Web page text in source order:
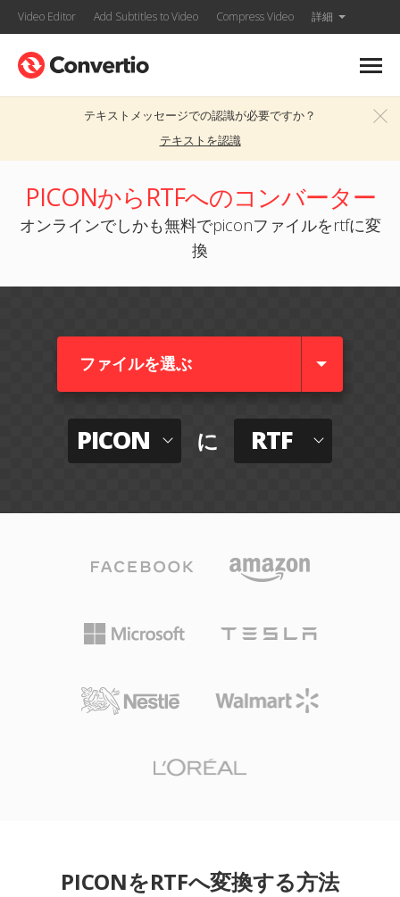
Video Editor Add Subtitles to Video Compress Video 詳細
テキストメッセージでの認識が必要ですか？
テキストを認識
PICONからRTFへのコンバーター
オンラインでしかも無料でpiconファイルをrtfに変
換
ファイルを選ぶ
PICON に RTF
PICONをRTFへ変換する方法